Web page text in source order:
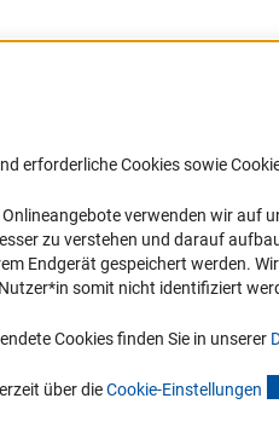
Design
mit
Erklärung zur
Barriere melden
erforderliche Cookies sowie
verwenden wir auf
zu verstehen und darauf
Endgerät gespeichert werden.
somit nicht identifiziert
Cookies finden Sie in unserer
über dieCookie-Einstellungen